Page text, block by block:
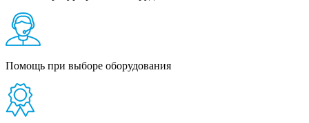
Помощь при выборе оборудования